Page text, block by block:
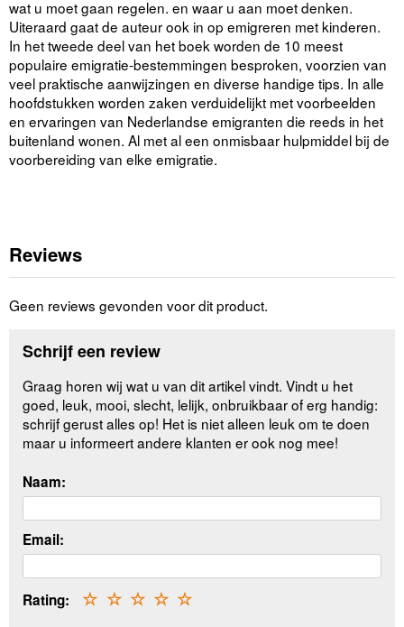
wat u moet gaan regelen. en waar u aan moet denken.
Uiteraard gaat de auteur ook in op emigreren met kinderen.
In het tweede deel van het boek worden de 10 meest
populaire emigratie-bestemmingen besproken, voorzien van
veel praktische aanwijzingen en diverse handige tips. In alle
hoofdstukken worden zaken verduidelijkt met voorbeelden
en ervaringen van Nederlandse emigranten die reeds in het
buitenland wonen. Al met al een onmisbaar hulpmiddel bij de
voorbereiding van elke emigratie.
Reviews
Geen reviews gevonden voor dit product.
Schrijf een review
Graag horen wij wat u van dit artikel vindt. Vindt u het
goed, leuk, mooi, slecht, lelijk, onbruikbaar of erg handig:
schrijf gerust alles op! Het is niet alleen leuk om te doen
maar u informeert andere klanten er ook nog mee!
Naam:
Email:
Rating: ☆
☆
☆
☆
☆